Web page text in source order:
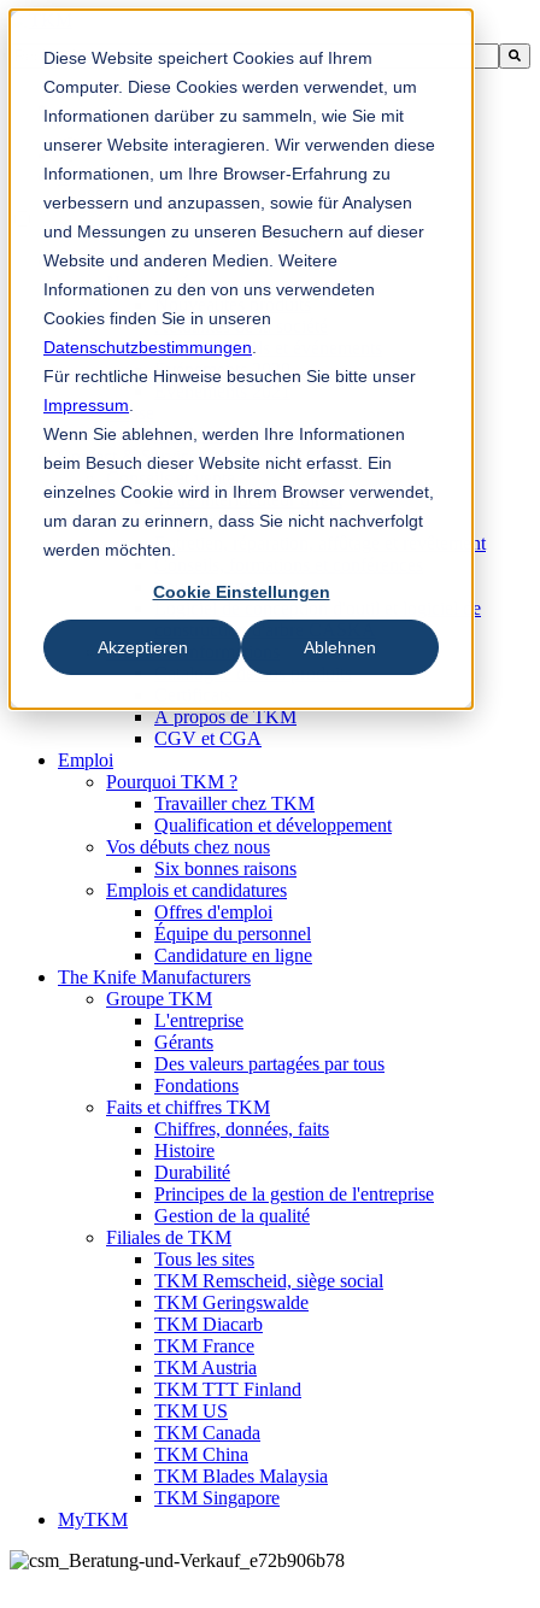
Diese Website speichert Cookies auf Ihrem
Computer. Diese Cookies werden verwendet, um
Informationen darüber zu sammeln, wie Sie mit
unserer Website interagieren. Wir verwenden diese
Informationen, um Ihre Browser-Erfahrung zu
verbessern und anzupassen, sowie für Analysen
und Messungen zu unseren Besuchern auf dieser
Website und anderen Medien. Weitere
Informationen zu den von uns verwendeten
Cookies finden Sie in unseren
Datenschutzbestimmungen
Für rechtliche Hinweise besuchen Sie bitte unser
Impressum
Wenn Sie ablehnen, werden Ihre Informationen
beim Besuch dieser Website nicht erfasst. Ein
einzelnes Cookie wird in Ihrem Browser verwendet,
um daran zu erinnern, dass Sie nicht nachverfolgt
werden möchten.
Cookie Einstellungen
Akzeptieren Ablehnen
Il s'agit d'un champ de recherche auquel est associée une
Il n'y a aucune suggestion car le champ de recherche est vide
fr
Nouveautés & presse
Nouveautés
Actualités de la société
Salons professionnels et événements
Événements 2020
Presse
Interlocuteurs
Contact & Services
Votre interlocuteur direct
Service après-vente
Entretien, réparation, affûtage et revêtement
Sous-traitance
Logiciel de conception d'outil et logiciel de
construction d'arbre CASKA
Médias et informations
Catalogue de nos produits
Á propos de TKM
CGV et CGA
Emploi
Pourquoi TKM ?
Travailler chez TKM
Qualification et développement
Vos débuts chez nous
Six bonnes raisons
Emplois et candidatures
Offres d'emploi
Équipe du personnel
Candidature en ligne
The Knife Manufacturers
Groupe TKM
L'entreprise
Gérants
Des valeurs partagées par tous
Fondations
Faits et chiffres TKM
Chiffres, données, faits
Histoire
Durabilité
Principes de la gestion de l'entreprise
Gestion de la qualité
Filiales de TKM
Tous les sites
TKM Remscheid, siège social
TKM Geringswalde
TKM Diacarb
TKM France
TKM Austria
TKM TTT Finland
TKM US
TKM Canada
TKM China
TKM Blades Malaysia
TKM Singapore
MyTKM